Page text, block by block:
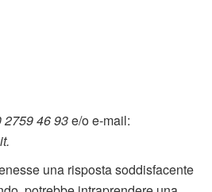
2759 46 93e/o e-mail:
una risposta soddisfacente